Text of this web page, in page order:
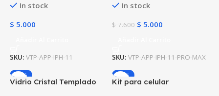
In stock
$ 5.000
SKU: VTP-APP-IPH-11
In stock
$7.600 $ 5.000
SKU: VTP-APP-IPH-11-PRO-MAX
-34%
Vidrio Cristal Templado
-10%
Kit para celular